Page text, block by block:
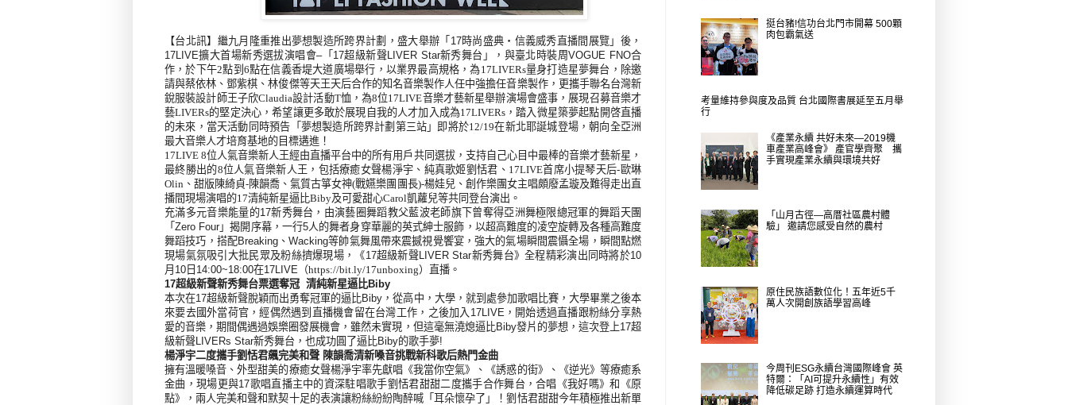
【台北訊】 繼九月隆重推出夢想製造所跨界計劃，盛大舉辦「17時尚盛典・信義威秀直播間展覽」後，
17LIVE擴大首場新秀選拔演唱會–「17超級新聲LIVER Star新秀舞台」，與臺北時裝周VOGUE FNO合
作，於下午2點到6點在信義香堤大道廣場舉行 ，以業界最高規格，為17LIVERs量身打造星夢舞台，除邀
請與蔡依林、鄧紫棋、林俊傑等天王天后合作的知名音樂製作人任中強擔任音樂製作，更攜手聯名台灣新
銳服裝設計師王子欣Claudia設計活動T恤，為8位17LIVE音樂才藝新星舉辦演場會盛事，展現召募音樂才
藝LIVERs的堅定決心，希望讓更多敢於展現自我的人才加入成為17LIVERs，踏入微星築夢起點開啓直播
的未來，當天活動同時預告 「夢想製造所跨界計劃 第三站 」
即將於12/19在新北耶誕城登場，朝向全亞洲
最大音樂人才培育基地的目標遘進！
17LIVE8位人氣音樂新人王經由直播平台中的所有用戶共同選拔，支持自己心目中最棒的音樂才藝新星，
最終勝出的8位人氣音樂新人王，包括療癒女聲楊淨宇、純真歌姬劉恬君、17LIVE首席小提琴天后-歐琳
Olin、甜版陳綺貞-陳韻喬、氣質古箏女神(戰嬿樂團團長)-楊娃兒、創作樂團女主唱頗廢孟璇及難得走出直
播間現場演唱的17清純新星逼比Biby及可愛甜心Carol凱蘿兒等共同登台演出。
充滿多元音樂能量的17新秀舞台，由演藝圈舞蹈教父藍波老師旗下曾奪得亞洲舞極限總冠軍的舞蹈天團
「Zero Four」揭開序幕，一行5人的舞者身穿華麗的英式紳士服飾，以超高難度的凌空旋轉及各種高難度
舞蹈技巧，搭配Breaking、Wacking等帥氣舞風帶來震撼視覺饗宴，強大的氣場瞬間震懾全場，瞬間點燃
現場氣氛吸引大批民眾及粉絲擠爆現場，
《17超級新聲LIVER Star新秀舞台》全程精彩演出同時將於10
月10日14:00~18:00在17LIVE （https://bit.ly/17unboxing） 直播 。
17超級新聲新秀舞台票選奪冠 清純新星逼比Biby
本次在17超級新聲脫穎而出勇奪冠軍的逼比Biby，從高中，大學，就到處參加歌唱比賽，大學畢業之後本
來要去國外當荷官，經偶然遇到直播機會留在台灣工作，之後加入17LIVE，開始透過直播跟粉絲分享熱
愛的音樂，期間偶遇過娛樂圈發展機會，雖然未實現，但這毫無澆熄逼比Biby發片的夢想，這次登上17超
級新聲LIVERs Star新秀舞台，也成功圓了逼比Biby的歌手夢!
楊淨宇二度攜手劉恬君飆完美和聲 陳韻喬清新嗓音挑戰新科歌后熱門金曲
擁有溫暖嗓音、外型甜美的療癒女聲楊淨宇率先獻唱《我當你空氣》、《誘惑的街》、《逆光》等療癒系
金曲，現場更與17歌唱直播主中的資深駐唱歌手劉恬君甜甜二度攜手合作舞台，合唱《我好嗎》和《原
點》，兩人完美和聲和默契十足的表演讓粉絲紛紛陶醉喊「耳朵懷孕了」！劉恬君甜甜今年積極推出新單
挺台豬!信功台北門市開幕 500顆
肉包霸氣送
考量維持參與度及品質 台北國際書展延至五月舉
行
《產業永續 共好未來—2019機
車產業高峰會》 產官學齊聚 攜
手實現產業永續與環境共好
「山月古徑—高厝社區農村體
驗」 邀請您感受自然的農村
原住民族語數位化！五年近5千
萬人次開創族語學習高峰
今周刊ESG永續台灣國際峰會 英
特爾：「AI可提升永續性」有效
降低碳足跡 打造永續運算時代